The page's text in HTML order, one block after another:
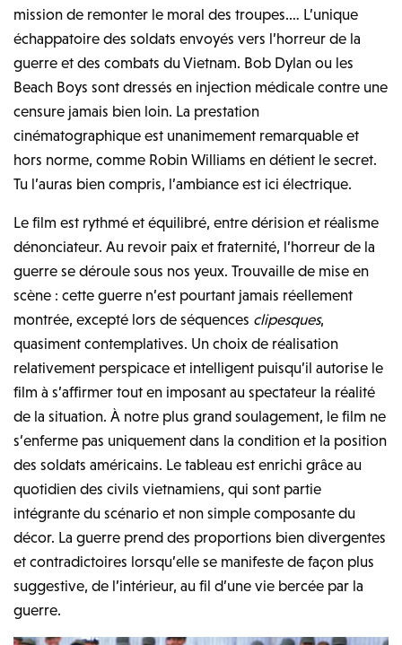
mission de remonter le moral des troupes.… L’unique
échappatoire des soldats envoyés vers l’horreur de la
guerre et des combats du Vietnam. Bob Dylan ou les
Beach Boys sont dressés en injection médicale contre une
censure jamais bien loin. La prestation
cinématographique est unanimement remarquable et
hors norme, comme Robin Williams en détient le secret.
Tu l’auras bien compris, l’ambiance est ici électrique.
Le film est rythmé et équilibré, entre dérision et réalisme
dénonciateur. Au revoir paix et fraternité, l’horreur de la
guerre se déroule sous nos yeux. Trouvaille de mise en
scène : cette guerre n’est pourtant jamais réellement
montrée, excepté lors de séquences clipesques,
quasiment contemplatives. Un choix de réalisation
relativement perspicace et intelligent puisqu’il autorise le
film à s’affirmer tout en imposant au spectateur la réalité
de la situation. À notre plus grand soulagement, le film ne
s’enferme pas uniquement dans la condition et la position
des soldats américains. Le tableau est enrichi grâce au
quotidien des civils vietnamiens, qui sont partie
intégrante du scénario et non simple composante du
décor. La guerre prend des proportions bien divergentes
et contradictoires lorsqu’elle se manifeste de façon plus
suggestive, de l’intérieur, au fil d’une vie bercée par la
guerre.